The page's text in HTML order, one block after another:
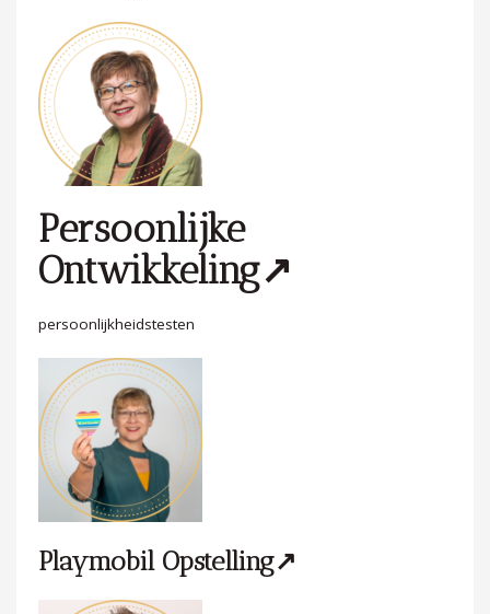
Persoonlijke
Ontwikkeling↗
persoonlijkheidstesten
Playmobil Opstelling↗